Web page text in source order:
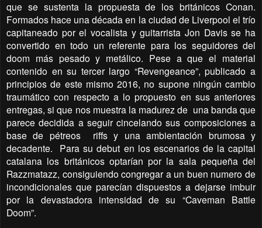
que se sustenta la propuesta de los británicos Conan.
Formados hace una década en la ciudad de Liverpool el trío
capitaneado por el vocalista y guitarrista Jon Davis se ha
convertido en todo un referente para los seguidores del
doom más pesado y metálico. Pese a que el material
contenido en su tercer largo “Revengeance”, publicado a
principios de este mismo 2016, no supone ningún cambio
traumático con respecto a lo propuesto en sus anteriores
entregas, si que nos muestra la madurez de una banda que
parece decidida a seguir cincelando sus composiciones a
base de pétreos
riffs y una ambientación brumosa y
decadente.
Para su debut en los escenarios de la capital
catalana los británicos optarían por la sala pequeña del
Razzmatazz, consiguiendo congregar a un buen numero de
incondicionales que parecían dispuestos a dejarse imbuir
por la devastadora intensidad de su “Caveman Battle
Doom”.